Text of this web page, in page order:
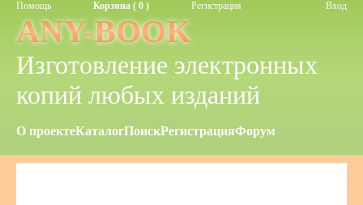
Помощь Корзина ( 0 ) Регистрация Вход
ANY-BOOK
Изготовление электронных
копий любых изданий
О проектеКаталогПоискРегистрацияФорум